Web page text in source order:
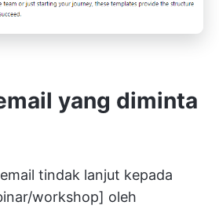
yang diminta
tindak lanjut kepada
workshop] oleh